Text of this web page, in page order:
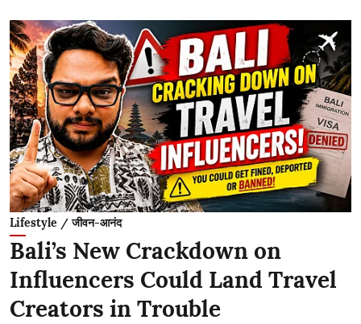
Lifestyle / जीवन-आनंद
Bali’s New Crackdown on
Influencers Could Land Travel
Creators in Trouble